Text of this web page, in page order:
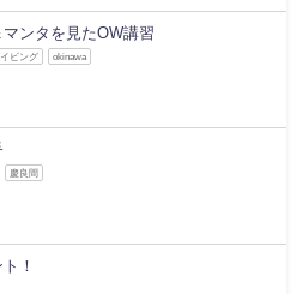
ンタを見たOW講習
ビング okinawa
慶良間
！